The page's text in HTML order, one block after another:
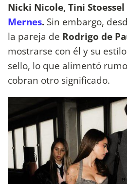
Nicki Nicole, Tini Stoessel
Mernes. Sin embargo,
la pareja de Rodrigo de
mostrarse con él y su
sello, lo que alimentó
cobran otro significado.